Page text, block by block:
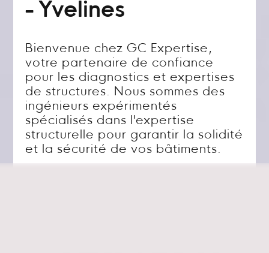
- Yvelines
Bienvenue chez GC Expertise,
votre partenaire de confiance
pour les diagnostics et expertises
de structures. Nous sommes des
ingénieurs expérimentés
spécialisés dans l'expertise
structurelle pour garantir la solidité
et la sécurité de vos bâtiments.